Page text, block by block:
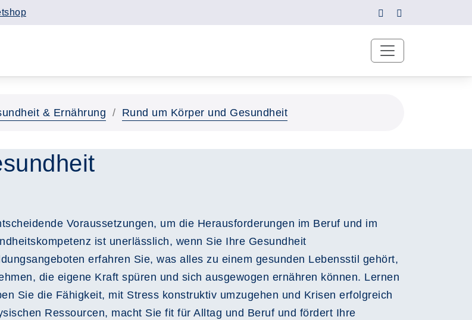
& Ernährung Rund um Körper und Gesundheit
Voraussetzungen, um die Herausforderungen im Beruf und im
ist unerlässlich, wenn Sie Ihre Gesundheit
erfahren Sie, was alles zu einem gesunden Lebensstil gehört,
die eigene Kraft spüren und sich ausgewogen ernähren können. Lernen
Sie die Fähigkeit, mit Stress konstruktiv umzugehen und Krisen erfolgreich
Ressourcen, macht Sie fit für Alltag und Beruf und fördert Ihre